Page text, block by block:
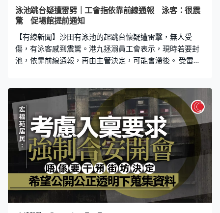
計劃幫助受助者成為義工，提升他們生活滿足感。楊太：
「像我丈夫學了扭氣球，他去學校和小朋友一起玩，帶活
小時活動過程，我見到他真的是『眼淚在心
泳池跳台疑遭雷劈｜工會指依靠前線通報 泳客：很震
驚 促場館提前通知
【有線新聞】沙田有泳池的起跳台懷疑遭雷擊，無人受
傷，有泳客感到震驚。港九拯溺員工會表示，現時若要封
池，依靠前線通報，再由主管決定，可能會滯後。 受雷雨
泳，有泳客知悉事件後都感到驚訝。曾先生：「很震驚、
很震撼，人生第一次聽到游泳池跳台可以被雷擊中，我真
的沒想到。」李小姐：「我覺得應該再提前多點（通
知），例如一些泳客像我們剛剛來到已經開始下雨，其實
可能未必立即行雷，但下雨通常都會行雷，早一點、如10
分鐘左右泳客就不會下水或入場。」事件發生後，泳池主
池須進行緊急維修。 現時康文署轄下泳池即使有雷暴警告
都不會立即關閉，依靠前線職員通報現場情況，再由主管
決定是否封池。有工會認為做法可能會延誤決定，未能跟
上天氣變化。港九拯溺員工會副理事長胡啟榮：「五公里